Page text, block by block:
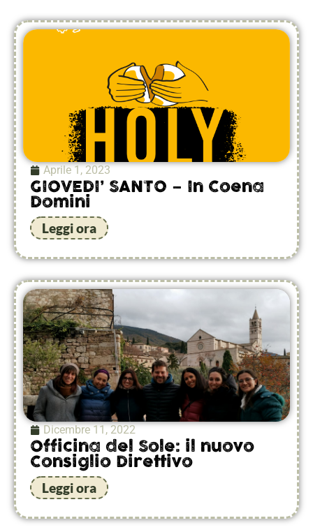
Aprile 1, 2023
GIOVEDI’ SANTO – In Coena
Domini
Leggi ora
Dicembre 11, 2022
Officina del Sole: il nuovo
Consiglio Direttivo
Leggi ora